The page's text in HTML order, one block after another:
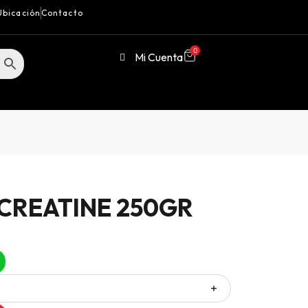
Contacto
Mi Cuenta 0
250GR